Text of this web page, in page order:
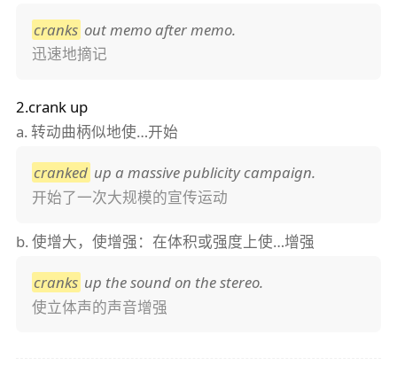
cranks out memo after memo.
迅速地摘记
2.crank up
a.转动曲柄似地使…开始
cranked up a massive publicity campaign.
开始了一次大规模的宣传运动
b.使增大，使增强：在体积或强度上使…增强
cranks up the sound on the stereo.
使立体声的声音增强